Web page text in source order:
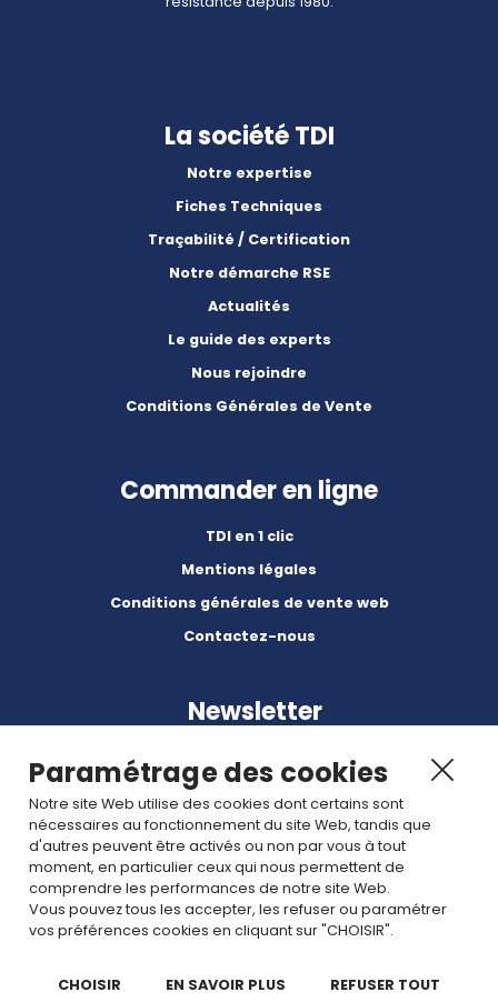
La société TDI
Notre expertise
Fiches Techniques
Traçabilité / Certification
Notre démarche RSE
Actualités
Le guide des experts
Nous rejoindre
Conditions Générales de Vente
Commander en ligne
TDI en 1 clic
Mentions légales
Conditions générales de vente web
Contactez-nous
Newsletter
Abonnez-vous à nos dernières nouvelles et articles.
Rejoignez nous
Paramétrage des cookies
Notre site Web utilise des cookies dont certains sont
nécessaires au fonctionnement du site Web, tandis que
d'autres peuvent être activés ou non par vous à tout
moment, en particulier ceux qui nous permettent de
comprendre les performances de notre site Web.
Vous pouvez tous les accepter, les refuser ou paramétrer
vos préférences cookies en cliquant sur "CHOISIR".
CHOISIR EN SAVOIR PLUS REFUSER TOUT